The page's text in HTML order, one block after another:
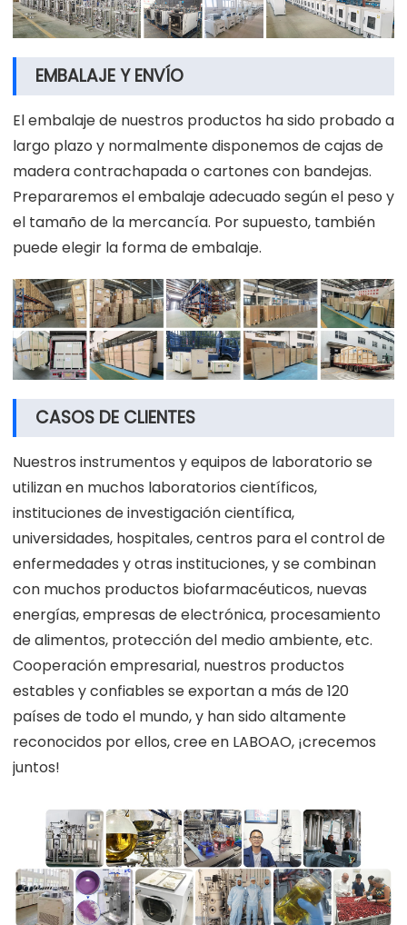
EMBALAJE Y ENVÍO
El embalaje de nuestros productos ha sido probado a
largo plazo y normalmente disponemos de cajas de
madera contrachapada o cartones con bandejas.
Prepararemos el embalaje adecuado según el peso y
el tamaño de la mercancía. Por supuesto, también
puede elegir la forma de embalaje.
CASOS DE CLIENTES
Nuestros instrumentos y equipos de laboratorio se
utilizan en muchos laboratorios científicos,
instituciones de investigación científica,
universidades, hospitales, centros para el control de
enfermedades y otras instituciones, y se combinan
con muchos productos biofarmacéuticos, nuevas
energías, empresas de electrónica, procesamiento
de alimentos, protección del medio ambiente, etc.
Cooperación empresarial, nuestros productos
estables y confiables se exportan a más de 120
países de todo el mundo, y han sido altamente
reconocidos por ellos, cree en LABOAO, ¡crecemos
juntos!